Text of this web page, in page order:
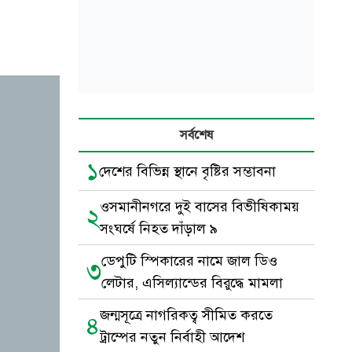
সর্বশেষ
১দেশের বিভিন্ন স্থানে বৃষ্টির সম্ভাবনা
২ওসমানীনগরে দুই বাসের বিভীষিকাময়
সংঘর্ষে নিহত দাঁড়াল ৯
৩ডেপুটি স্পিকারের নামে জাল ডিও
লেটার, এসিল্যান্ডের বিরুদ্ধে মামলা
৪জন্মসূত্রে নাগরিকত্ব সীমিত করতে
ট্রাম্পের নতুন নির্বাহী আদেশ